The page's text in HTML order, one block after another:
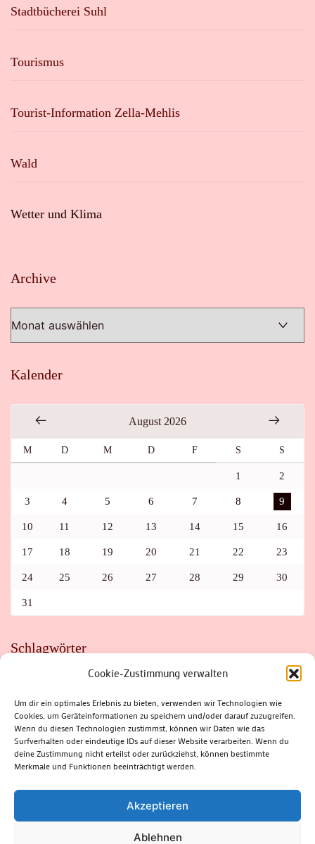
Cookie-Zustimmung verwalten
Um dir ein optimales Erlebnis zu bieten, verwenden wir Technologien wie
Cookies, um Geräteinformationen zu speichern und/oder darauf zuzugreifen.
Wenn du diesen Technologien zustimmst, können wir Daten wie das
Surfverhalten oder eindeutige IDs auf dieser Website verarbeiten. Wenn du
deine Zustimmung nicht erteilst oder zurückziehst, können bestimmte
Merkmale und Funktionen beeinträchtigt werden.
Akzeptieren
Ablehnen
Stadtbücherei Suhl
Tourismus
Tourist-Information Zella-Mehlis
Wald
Wetter und Klima
Archive
Kalender
August 2026
M D M D F S S
1 2
3 4 5 6 7 8 9
10 11 12 13 14 15 16
17 18 19 20 21 22 23
24 25 26 27 28 29 30
31
Schlagwörter
FAHRRAD
FLOHMARKT FOLK GEWINNSPIEL
HITZE
HITZEFALLE AUTO
IRISH DANCE JAZZ
KABARETT
KINDER
KIRMES KLASSIK
KLEINE SUHLER REIHE
KRIMI
KULTUR LESUNG LOTTO
MEININGEN
PARASITEN
PILZE SCHLEUSINGEN
SCHULWEG
SOMMERFERIEN
SPORT SRH
STADTFEST
STADTMARKETING
STRASSENSPERRUNG
SUHL
SUHLER FRÜHLING
SUHLER STADTMARKETING
THÜRINGER WALD
ZELLA-MEHLIS